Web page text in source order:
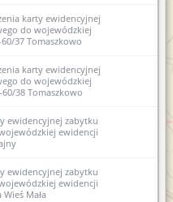
karty ewidencyjnej
do wojewódzkiej
37 Tomaszkowo
karty ewidencyjnej
do wojewódzkiej
38 Tomaszkowo
ewidencyjnej zabytku
ewidencji
ewidencyjnej zabytku
ewidencji
Mała